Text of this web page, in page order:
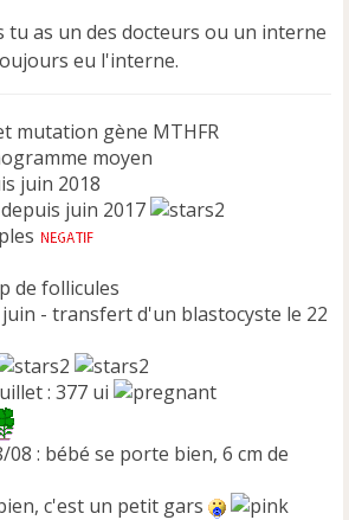
as un des docteurs ou un interne
eu l'interne.
mutation gène MTHFR
moyen
juin 2018
juin 2017
de follicules
juin - transfert d'un blastocyste le 22
: 377 ui
: bébé se porte bien, 6 cm de
c'est un petit gars